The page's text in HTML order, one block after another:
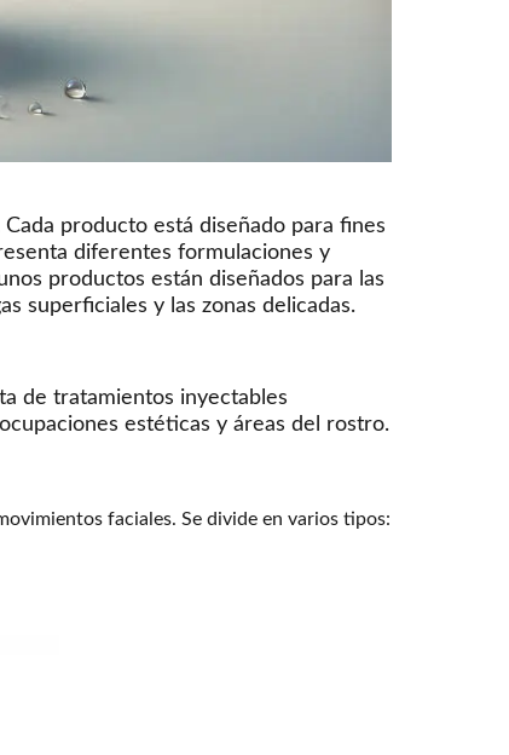
producto está diseñado para fines
diferentes formulaciones y
productos están diseñados para las
superficiales y las zonas delicadas.
de tratamientos inyectables
estéticas y áreas del rostro.
faciales. Se divide en varios tipos: